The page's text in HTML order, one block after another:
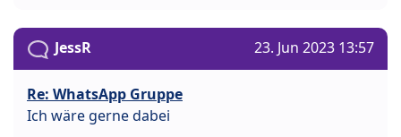
JessR 23. Jun 2023 13:57
Re: WhatsApp Gruppe
Ich wäre gerne dabei